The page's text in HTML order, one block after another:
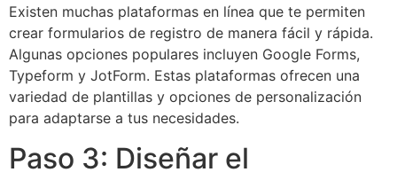
Existen muchas plataformas en línea que te permiten
crear formularios de registro de manera fácil y rápida.
Algunas opciones populares incluyen Google Forms,
Typeform y JotForm. Estas plataformas ofrecen una
variedad de plantillas y opciones de personalización
para adaptarse a tus necesidades.
Paso 3: Diseñar el